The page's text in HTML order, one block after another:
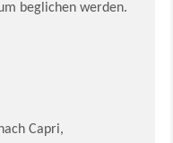
beglichen werden.
Capri,